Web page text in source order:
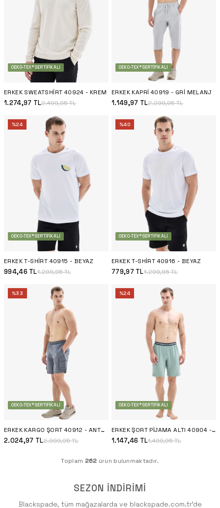
OEKO-TEX® SERTIFIKALI
ERKEK SWEATSHIRT 40924 - KREM
1.274,97 TL2.499,95TL
OEKO-TEX® SERTIFIKALI
ERKEK KAPRI 40919 - GRI MELANJ
1.149,97 TL2.299,95TL
%24
OEKO-TEX® SERTIFIKALI
ERKEK T-SHIRT 40915 - BEYAZ
994,46 TL1.299,95TL
%40
OEKO-TEX® SERTIFIKALI
ERKEK T-SHIRT 40916 - BEYAZ
779,97 TL1.299,95TL
%33
OEKO-TEX® SERTIFIKALI
ERKEK KARGO ŞORT 40912 - ANTRASIT
2.024,97 TL2.999,95TL
%24
OEKO-TEX® SERTIFIKALI
ERKEK ŞORT PIJAMA ALTI 40904 - YEŞIL
1.147,46 TL1.499,95TL
Toplam 262 ürün bulunmaktadır.
SEZON İNDIRIMI
Blackspade, tüm mağazalarda ve blackspade.com.tr'de